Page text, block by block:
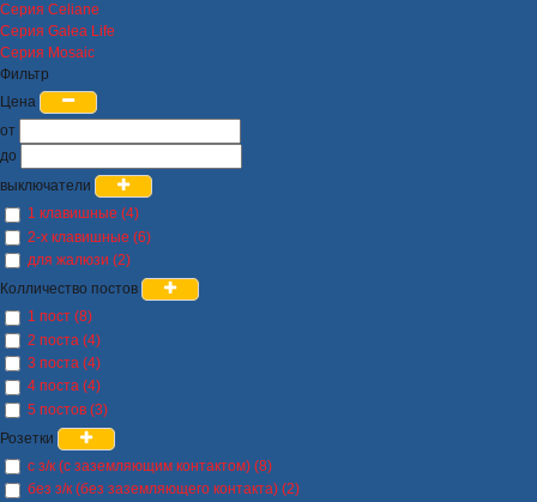
Серия Celiane
Серия Galea Life
Серия Mosaic
Фильтр
Цена
от
до
выключатели
1 клавишные (4)
2-х клавишные (6)
для жалюзи (2)
Колличество постов
1 пост (8)
2 поста (4)
3 поста (4)
4 поста (4)
5 постов (3)
Розетки
с з/к (с заземляющим контактом) (8)
без з/к (без заземляющего контакта) (2)